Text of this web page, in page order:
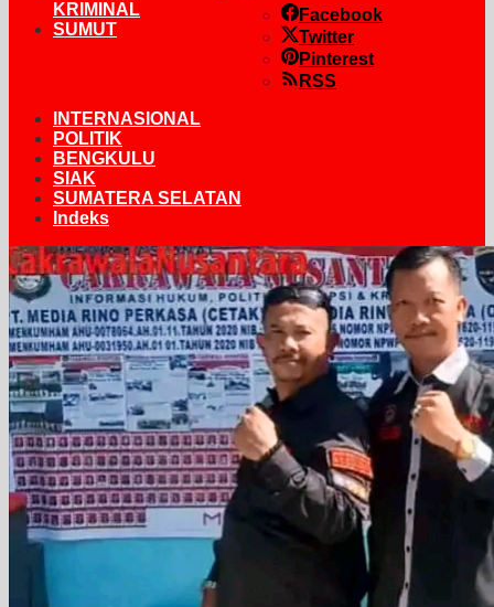
Facebook
Twitter
Pinterest
RSS
KRIMINAL
SUMUT
INTERNASIONAL
POLITIK
BENGKULU
SIAK
SUMATERA SELATAN
Indeks